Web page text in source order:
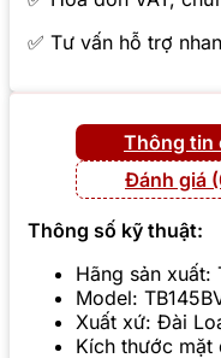
✅ Tư vấn hỗ trợ
Thông tin
Đánh giá
Thông số kỹ thuật:
Hãng sản xuất:
Model:
Xuất xứ: Đài
Kích thước